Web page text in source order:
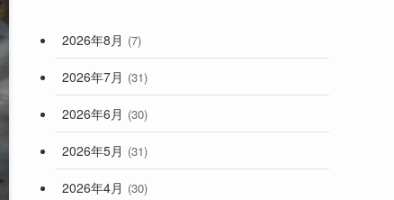
(248)
2026年8月 (7)
2026年7月 (31)
2026年6月 (30)
2026年5月 (31)
2026年4月 (30)